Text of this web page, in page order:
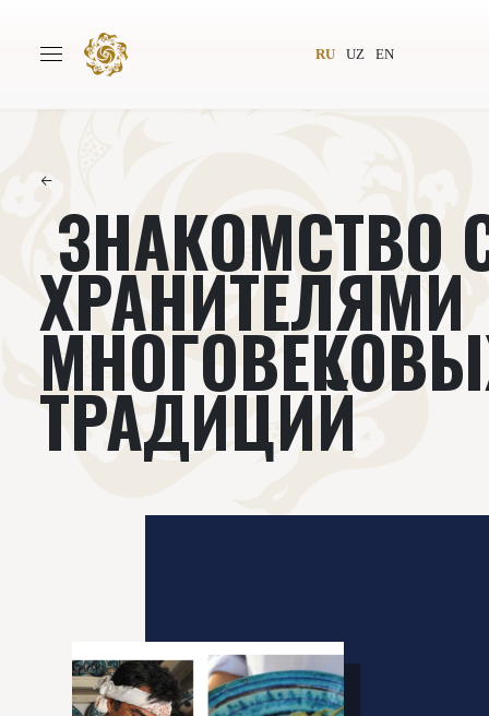
RU UZ EN
Авторы Всемирное общество
Издательство Новости
Проекты Подкасты
Книги Видеолекторий
←
ЗНАКОМСТВО
ХРАНИТЕЛЯМИ
ТРАДИЦИЙ